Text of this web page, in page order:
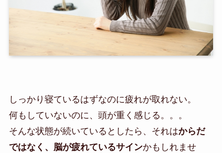
しっかり寝ているはずなのに疲れが取れない。
何もしていないのに、頭が重く感じる。。。
そんな状態が続いているとしたら、それはからだ
ではなく、脳が疲れているサインかもしれませ